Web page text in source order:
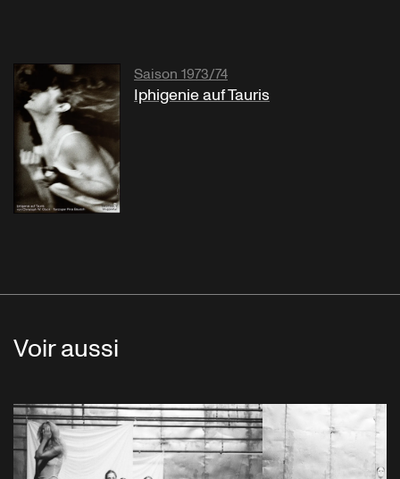
Saison 1973/74
Iphigenie auf Tauris
Voir aussi